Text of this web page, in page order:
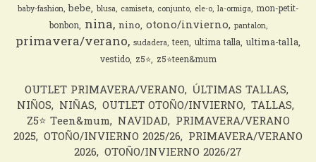
baby-fashion bebe blusa camiseta conjunto ele-o la-ormiga mon-petit-
bonbon nina nino otono/invierno pantalon
primavera/verano sudadera teen ultima talla ultima-talla
vestido z5⭐️ z5⭐️teen&mum
OUTLET PRIMAVERA/VERANO ÚLTIMAS TALLAS
NIÑOS NIÑAS OUTLET OTOÑO/INVIERNO TALLAS
Z5⭐️ Teen&mum NAVIDAD PRIMAVERA/VERANO
2025 OTOÑO/INVIERNO 2025/26 PRIMAVERA/VERANO
2026 OTOÑO/INVIERNO 2026/27